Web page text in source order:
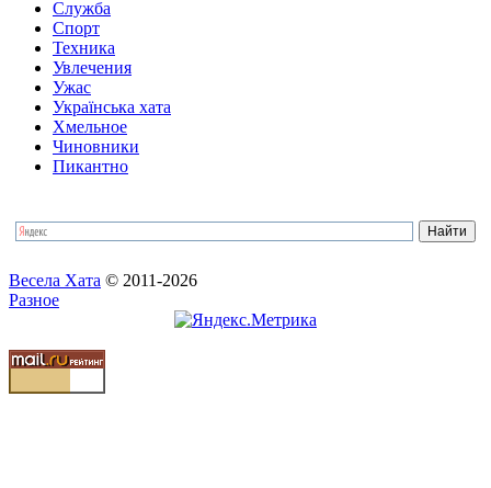
Служба
Спорт
Техника
Увлечения
Ужас
Українська хата
Хмельное
Чиновники
Пикантно
Весела Хата © 2011-2026
Разное